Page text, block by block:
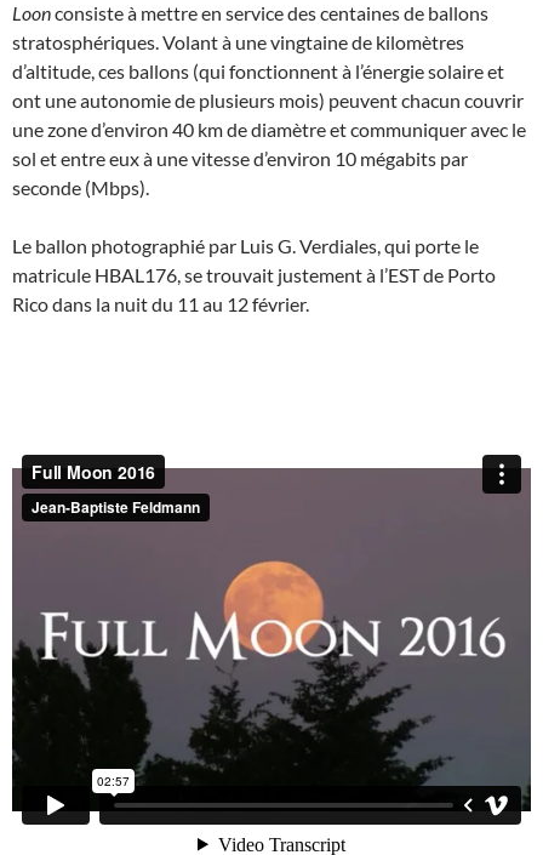
Loonconsiste à mettre en service des centaines de ballons
stratosphériques. Volant à une vingtaine de kilomètres
d’altitude, ces ballons (qui fonctionnent à l’énergie solaire et
ont une autonomie de plusieurs mois) peuvent chacun couvrir
une zone d’environ 40 km de diamètre et communiquer avec le
sol et entre eux à une vitesse d’environ 10 mégabits par
seconde (Mbps).
Le ballon photographié par Luis G. Verdiales, qui porte le
matricule HBAL176, se trouvait justement à l’EST de Porto
Rico dans la nuit du 11 au 12 février.